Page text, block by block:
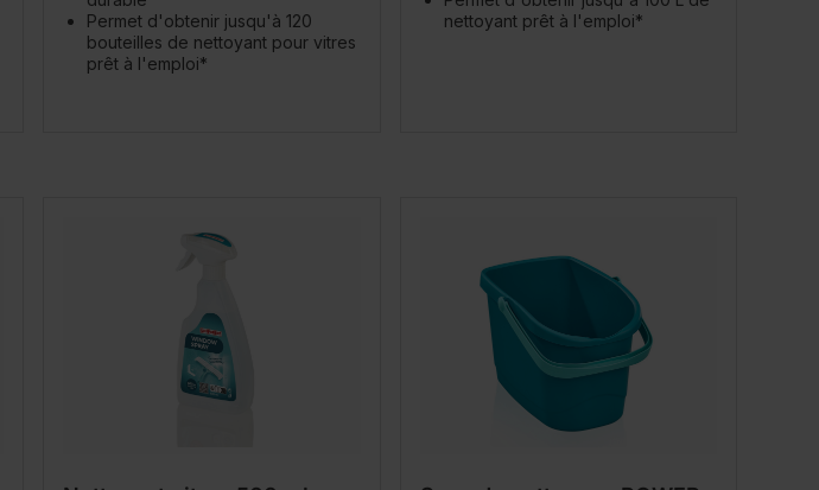
Permet d'obtenir jusqu'à 120
bouteilles de nettoyant pour vitres
prêt à l'emploi*
nettoyant prêt à l'emploi*